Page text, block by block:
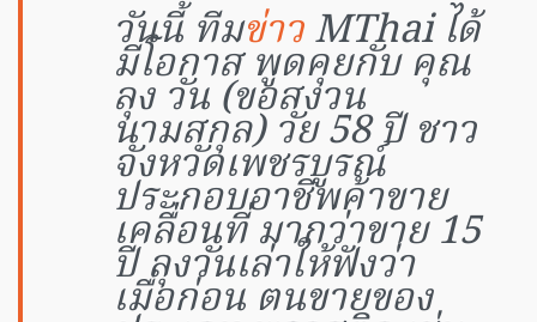
วันนี้ ทีมข่าวMThai ได้
มีโอกาส พูดคุยกับ คุณ
ลุง วัน (ขอสงวน
นามสกุล) วัย 58 ปี ชาว
จังหวัดเพชรบูรณ์
ประกอบอาชีพค้าขาย
เคลื่อนที่ มากว่าขาย 15
ปี ลุงวันเล่าให้ฟังว่า
เมื่อก่อน ตนขายของ